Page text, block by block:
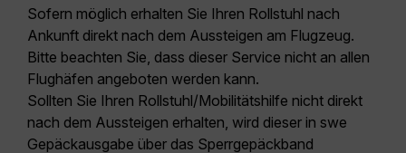
Sofern möglich erhalten Sie Ihren Rollstuhl nach
Ankunft direkt nach dem Aussteigen am Flugzeug.
Bitte beachten Sie, dass dieser Service nicht an allen
Flughäfen angeboten werden kann.
Sollten Sie Ihren Rollstuhl/Mobilitätshilfe nicht direkt
nach dem Aussteigen erhalten, wird dieser in swe
Gepäckausgabe über das Sperrgepäckband